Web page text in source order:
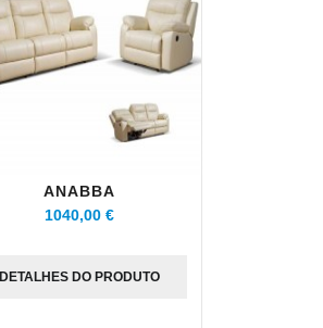
ANABBA
1040,00 €
DETALHES DO PRODUTO